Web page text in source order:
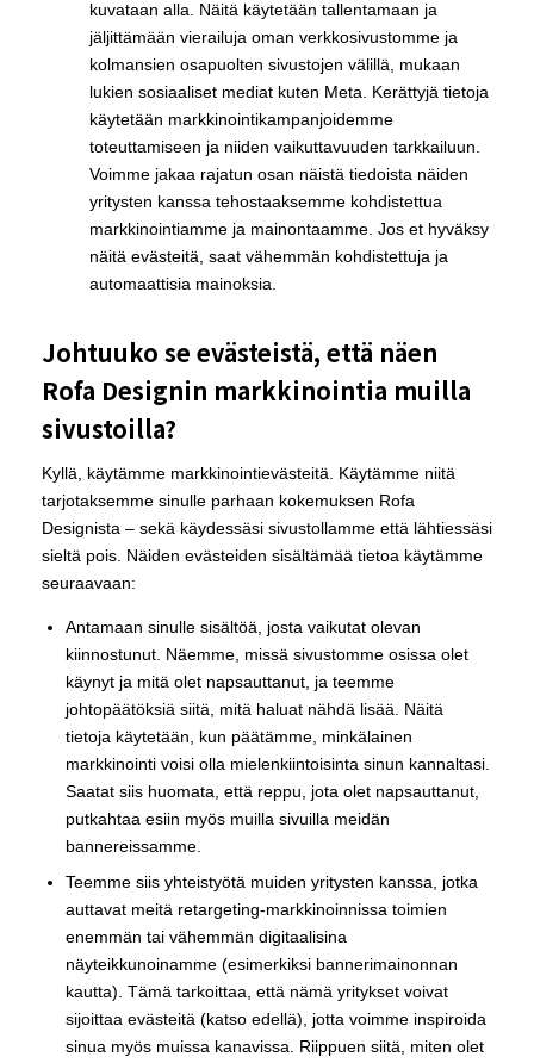
kuvataan alla. Näitä käytetään tallentamaan ja
jäljittämään vierailuja oman verkkosivustomme ja
kolmansien osapuolten sivustojen välillä, mukaan
lukien sosiaaliset mediat kuten Meta. Kerättyjä tietoja
käytetään markkinointikampanjoidemme
toteuttamiseen ja niiden vaikuttavuuden tarkkailuun.
Voimme jakaa rajatun osan näistä tiedoista näiden
yritysten kanssa tehostaaksemme kohdistettua
markkinointiamme ja mainontaamme. Jos et hyväksy
näitä evästeitä, saat vähemmän kohdistettuja ja
automaattisia mainoksia.
Johtuuko se evästeistä, että näen
Rofa Designin markkinointia muilla
sivustoilla?
Kyllä, käytämme markkinointievästeitä. Käytämme niitä
tarjotaksemme sinulle parhaan kokemuksen Rofa
Designista – sekä käydessäsi sivustollamme että lähtiessäsi
sieltä pois. Näiden evästeiden sisältämää tietoa käytämme
seuraavaan:
Antamaan sinulle sisältöä, josta vaikutat olevan
kiinnostunut. Näemme, missä sivustomme osissa olet
käynyt ja mitä olet napsauttanut, ja teemme
johtopäätöksiä siitä, mitä haluat nähdä lisää. Näitä
tietoja käytetään, kun päätämme, minkälainen
markkinointi voisi olla mielenkiintoisinta sinun kannaltasi.
Saatat siis huomata, että reppu, jota olet napsauttanut,
putkahtaa esiin myös muilla sivuilla meidän
bannereissamme.
Teemme siis yhteistyötä muiden yritysten kanssa, jotka
auttavat meitä retargeting-markkinoinnissa toimien
enemmän tai vähemmän digitaalisina
näyteikkunoinamme (esimerkiksi bannerimainonnan
kautta). Tämä tarkoittaa, että nämä yritykset voivat
sijoittaa evästeitä (katso edellä), jotta voimme inspiroida
sinua myös muissa kanavissa. Riippuen siitä, miten olet